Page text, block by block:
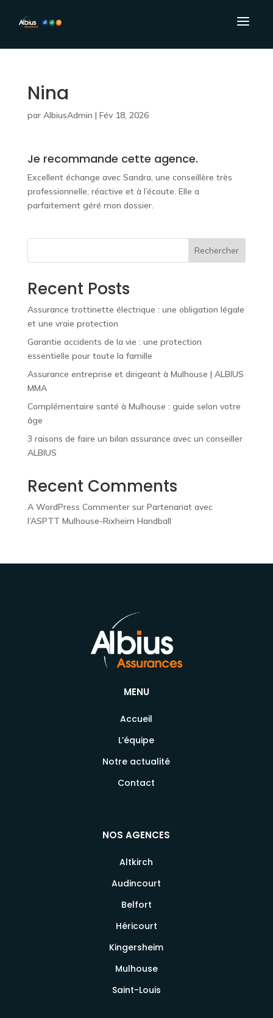
Nina
par AlbiusAdmin | Fév 18, 2026
Je recommande cette agence.
Excellent échange avec Sandra, une conseillère très
professionnelle, réactive et à l’écoute. Elle a
parfaitement géré mon dossier.
Rechercher
Recent Posts
Assurance trottinette électrique : une obligation légale
et une vraie protection
Garantie accidents de la vie : une protection
essentielle pour toute la famille
Assurance entreprise et dirigeant à Mulhouse | ALBIUS
MMA
Complémentaire santé à Mulhouse : guide selon votre
âge
3 raisons de faire un bilan assurance avec un conseiller
ALBIUS
Recent Comments
A WordPress Commentersur Partenariat avec
l’ASPTT Mulhouse-Rixheim Handball
MENU
Accueil
L’équipe
Notre actualité
Contact
NOS AGENCES
Altkirch
Audincourt
Belfort
Héricourt
Kingersheim
Mulhouse
Saint-Louis